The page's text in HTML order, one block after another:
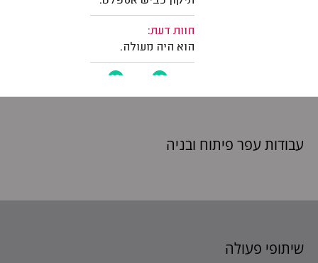
עבודות עפר פיתוח ובניה
שיתופי פעולה